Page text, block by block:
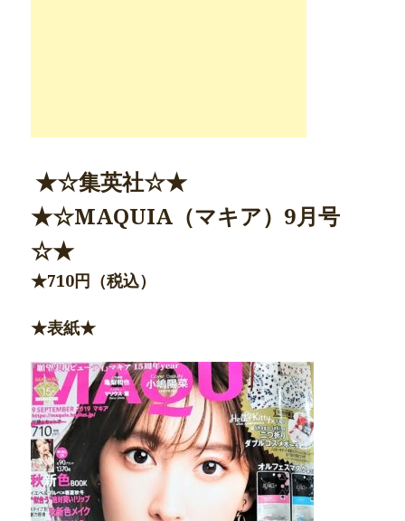
★☆集英社☆★
★☆MAQUIA（マキア） 9月号
☆★
★710円（税込）
★表紙★